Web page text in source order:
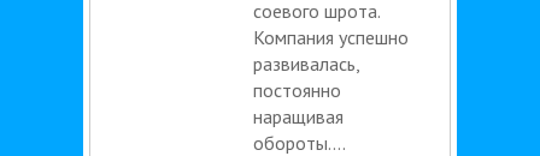
соевого шрота.
Компания успешно
развивалась,
постоянно
наращивая
обороты....